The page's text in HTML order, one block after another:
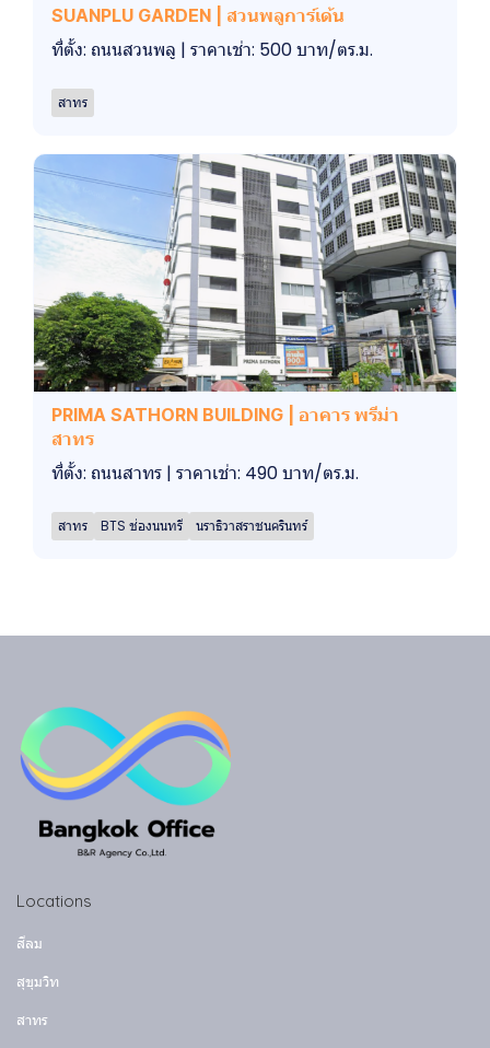
SUANPLU GARDEN | สวนพลูการ์เด้น
ที่ตั้ง: ถนนสวนพลู | ราคาเช่า: 500 บาท/ตร.ม.
สาทร
PRIMA SATHORN BUILDING | อาคาร พรีม่า
สาทร
ที่ตั้ง: ถนนสาทร | ราคาเช่า: 490 บาท/ตร.ม.
สาทร BTS ช่องนนทรี นราธิวาสราชนครินทร์
Locations
สีลม
สุขุมวิท
สาทร